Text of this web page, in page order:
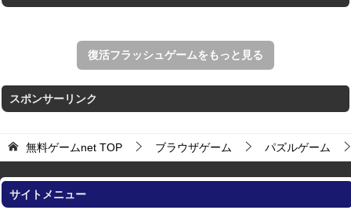
復活フラッシュゲームをもっと見る
スポンサーリンク
無料ゲームnet TOP ブラウザゲーム パズルゲーム
サイトメニュー